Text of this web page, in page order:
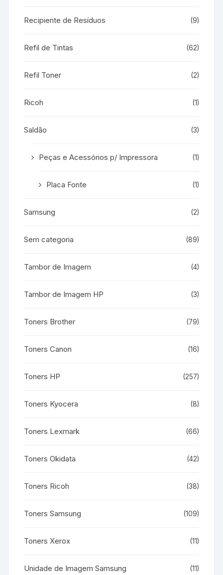
Recipiente de Resíduos (9)
Refil de Tintas (62)
Refil Toner (2)
Ricoh (1)
Saldão (3)
Peças e Acessórios p/ Impressora (1)
Placa Fonte (1)
Samsung (2)
Sem categoria (89)
Tambor de Imagem (4)
Tambor de Imagem HP (3)
Toners Brother (79)
Toners Canon (16)
Toners HP (257)
Toners Kyocera (8)
Toners Lexmark (66)
Toners Okidata (42)
Toners Ricoh (38)
Toners Samsung (109)
Toners Xerox (11)
Unidade de Imagem Samsung (11)